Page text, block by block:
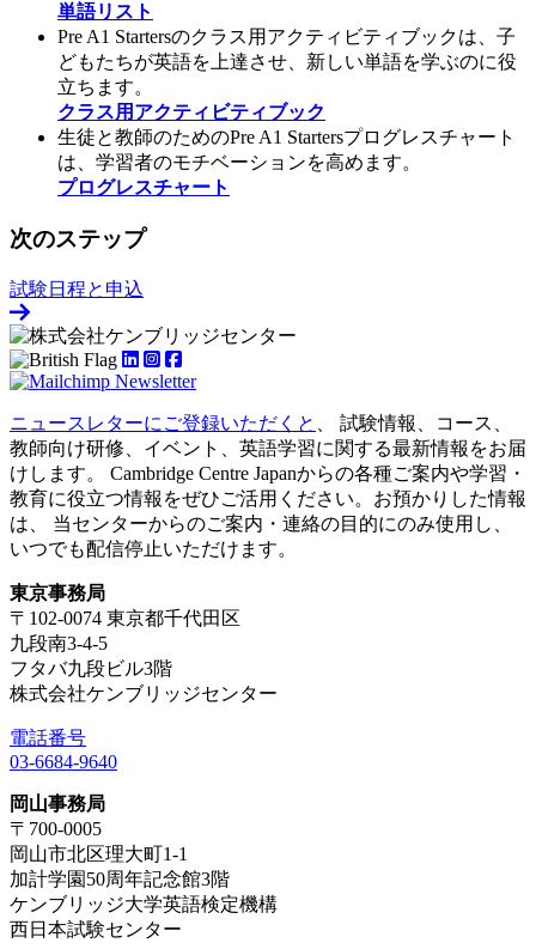
単語リスト
Pre A1 Startersのクラス用アクティビティブックは、子
どもたちが英語を上達させ、新しい単語を学ぶのに役
立ちます。
クラス用アクティビティブック
生徒と教師のためのPre A1 Startersプログレスチャート
は、学習者のモチベーションを高めます。
プログレスチャート
次のステップ
試験日程と申込
ニュースレターにご登録いただくと
、 試験情報、コース、
教師向け研修、イベント、英語学習に関する最新情報をお届
けします。 Cambridge Centre Japanからの各種ご案内や学習・
教育に役立つ情報をぜひご活用ください。お預かりした情報
は、 当センターからのご案内・連絡の目的にのみ使用し、
いつでも配信停止いただけます。
東京事務局
〒102-0074 東京都千代田区
九段南3-4-5
フタバ九段ビル3階
株式会社ケンブリッジセンター
電話番号
03-6684-9640
岡山事務局
〒700-0005
岡山市北区理大町1-1
加計学園50周年記念館3階
ケンブリッジ大学英語検定機構
西日本試験センター